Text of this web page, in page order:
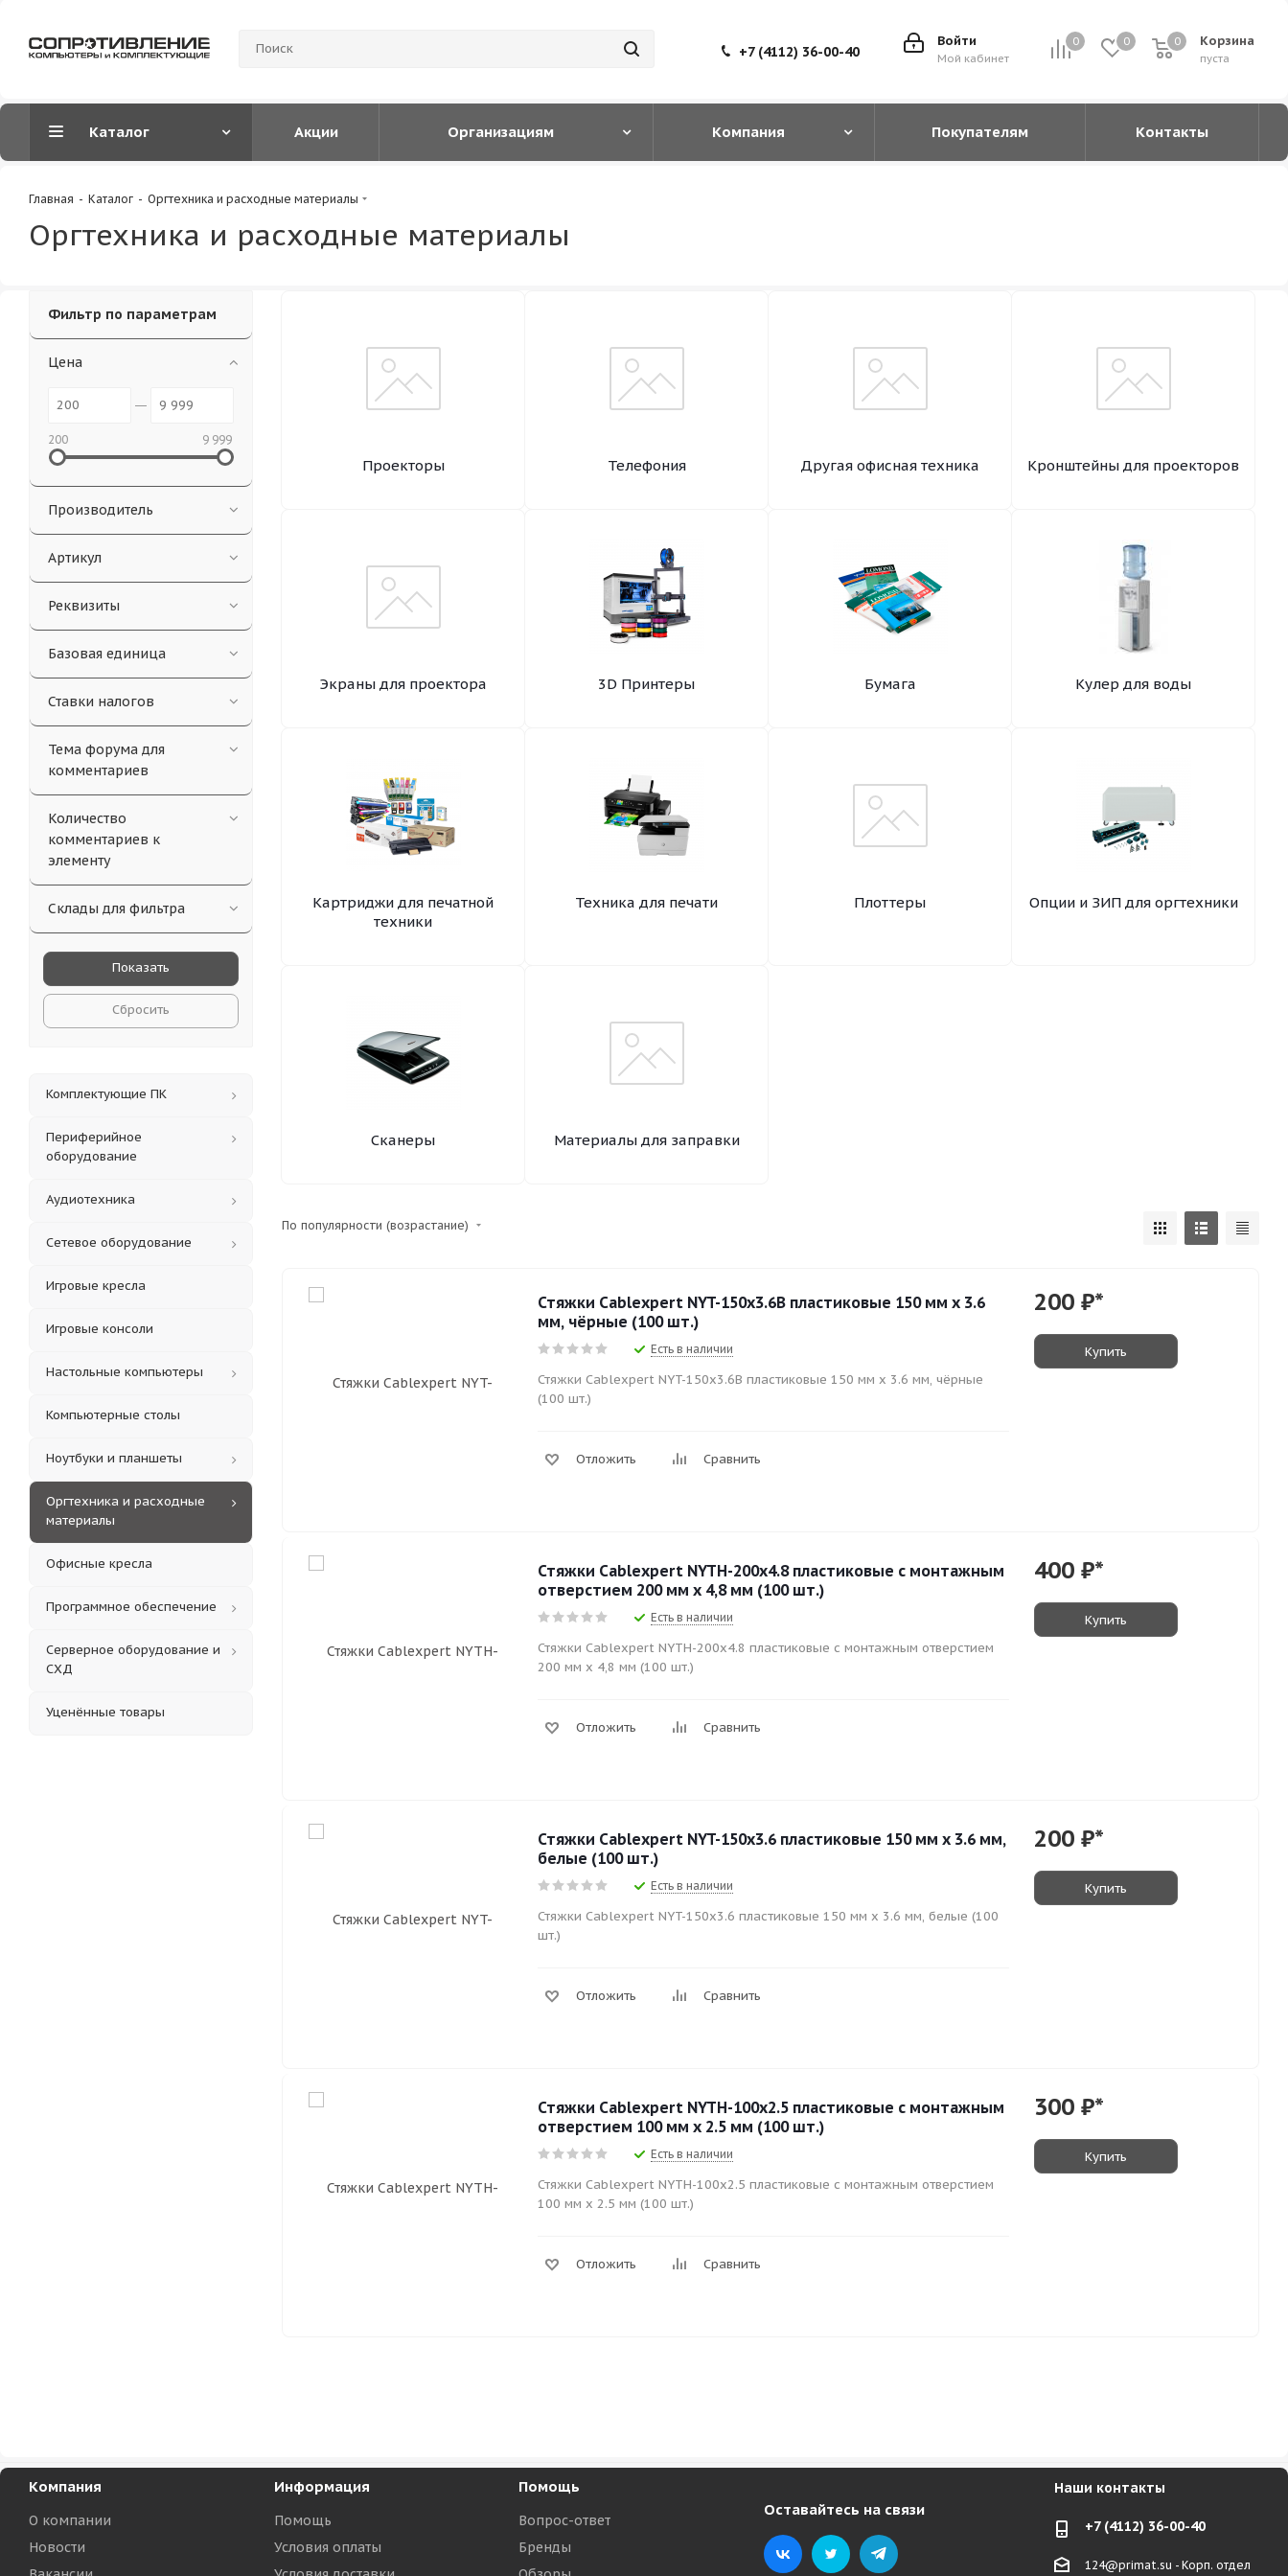
0 0 Корзина
0
пуста
0
Войти
Мой кабинет
+7 (4112) 36-00-40
Каталог Акции Организациям Компания Покупателям Контакты
Главная - Каталог - Оргтехника и расходные материалы
Оргтехника и расходные материалы
Проекторы Телефония Другая офисная техника Кронштейны для проекторов
Экраны для проектора 3D Принтеры Бумага Кулер для воды
Картриджи для печатной
техники
Техника для печати Плоттеры Опции и ЗИП для оргтехники
Сканеры Материалы для заправки
По популярности (возрастание)
Стяжки Cablexpert NYT-150x3.6B пластиковые 150 мм х 3.6
мм, чёрные (100 шт.)
Есть в наличии
Стяжки Cablexpert NYT-150x3.6B пластиковые 150 мм х 3.6 мм, чёрные
(100 шт.)
Отложить Сравнить
200 ₽*
Купить
Стяжки Cablexpert NYTH-200x4.8 пластиковые с монтажным
отверстием 200 мм х 4,8 мм (100 шт.)
Есть в наличии
Стяжки Cablexpert NYTH-200x4.8 пластиковые с монтажным отверстием
200 мм х 4,8 мм (100 шт.)
Отложить Сравнить
400 ₽*
Купить
Стяжки Cablexpert NYT-150x3.6 пластиковые 150 мм х 3.6 мм,
белые (100 шт.)
Есть в наличии
Стяжки Cablexpert NYT-150x3.6 пластиковые 150 мм х 3.6 мм, белые (100
шт.)
Отложить Сравнить
200 ₽*
Купить
Стяжки Cablexpert NYTH-100х2.5 пластиковые с монтажным
отверстием 100 мм х 2.5 мм (100 шт.)
Есть в наличии
Стяжки Cablexpert NYTH-100х2.5 пластиковые с монтажным отверстием
100 мм х 2.5 мм (100 шт.)
Отложить Сравнить
300 ₽*
Купить
Фильтр по параметрам
Цена
200 9 999
Производитель
Артикул
Реквизиты
Базовая единица
Ставки налогов
Тема форума для
комментариев
Количество
комментариев к
элементу
Склады для фильтра
Сбросить
Комплектующие ПК
Периферийное
оборудование
Аудиотехника
Сетевое оборудование
Игровые кресла
Игровые консоли
Настольные компьютеры
Компьютерные столы
Ноутбуки и планшеты
Оргтехника и расходные
материалы
Офисные кресла
Программное обеспечение
Серверное оборудование и
СХД
Уценённые товары
Компания
О компании
Новости
Информация
Помощь
Условия оплаты
Помощь
Вопрос-ответ
Бренды
Оставайтесь на связи
Наши контакты
+7 (4112) 36-00-40
124@primat.su - Корп. отдел